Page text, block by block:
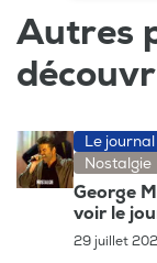
Autres
Le
Nostalgie
George
voir le
29 juillet